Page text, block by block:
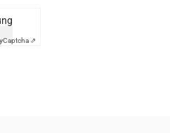
Captcha ⇗